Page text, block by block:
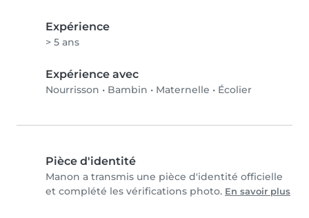
Expérience
> 5 ans
Expérience avec
Nourrisson • Bambin • Maternelle • Écolier
Pièce d'identité
Manon a transmis une pièce d'identité officielle
et complété les vérifications photo. En savoir plus